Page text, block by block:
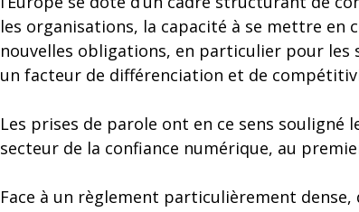
les organisations, la capacité à se mettre en
nouvelles obligations, en particulier pour les
un facteur de différenciation et de
Les prises de parole ont en ce sens
secteur de la confiance numérique, au
Face à un règlement particulièrement